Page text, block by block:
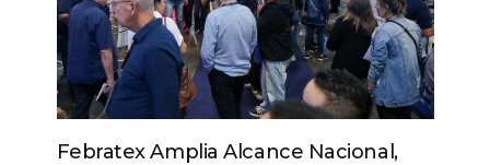
Febratex Amplia Alcance Nacional,